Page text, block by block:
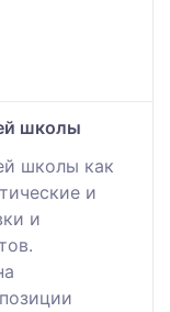
школы
школы как
и
и